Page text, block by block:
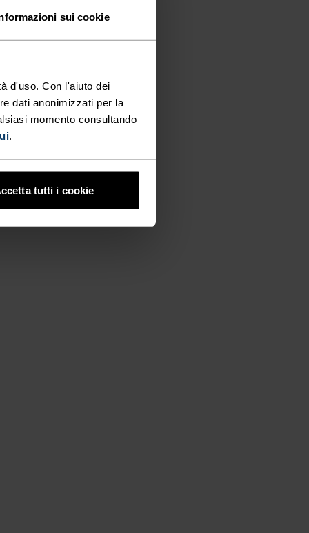
sui cookie
d'uso. Con l'aiuto dei
dati anonimizzati per la
momento consultando
.
tutti i cookie